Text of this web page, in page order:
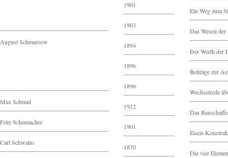
August Schmarsow
Max Schmid
Fritz Schumacher
Carl Schwatlo
1901
1903
1894
1896
1896
1912
1901
1870
Ein Weg zum
Das Wesen
Der Werth der
Beiträge zur
Wechselrede
Das
Eisen-
Die vier